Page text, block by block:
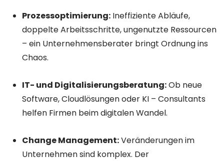
Prozessoptimierung:Ineffiziente Abläufe,
doppelte Arbeitsschritte, ungenutzte Ressourcen
– ein Unternehmensberater bringt Ordnung ins
Chaos.
IT- und Digitalisierungsberatung:Ob neue
Software, Cloudlösungen oder KI – Consultants
helfen Firmen beim digitalen Wandel.
Change Management:Veränderungen im
Unternehmen sind komplex. Der